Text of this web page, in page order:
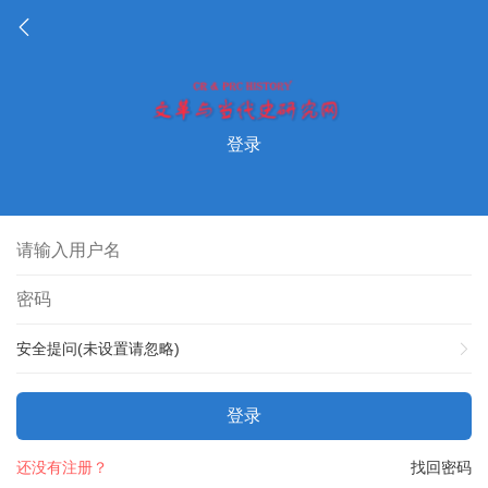
登录
安全提问(未设置请忽略)
登录
找回密码
还没有注册？